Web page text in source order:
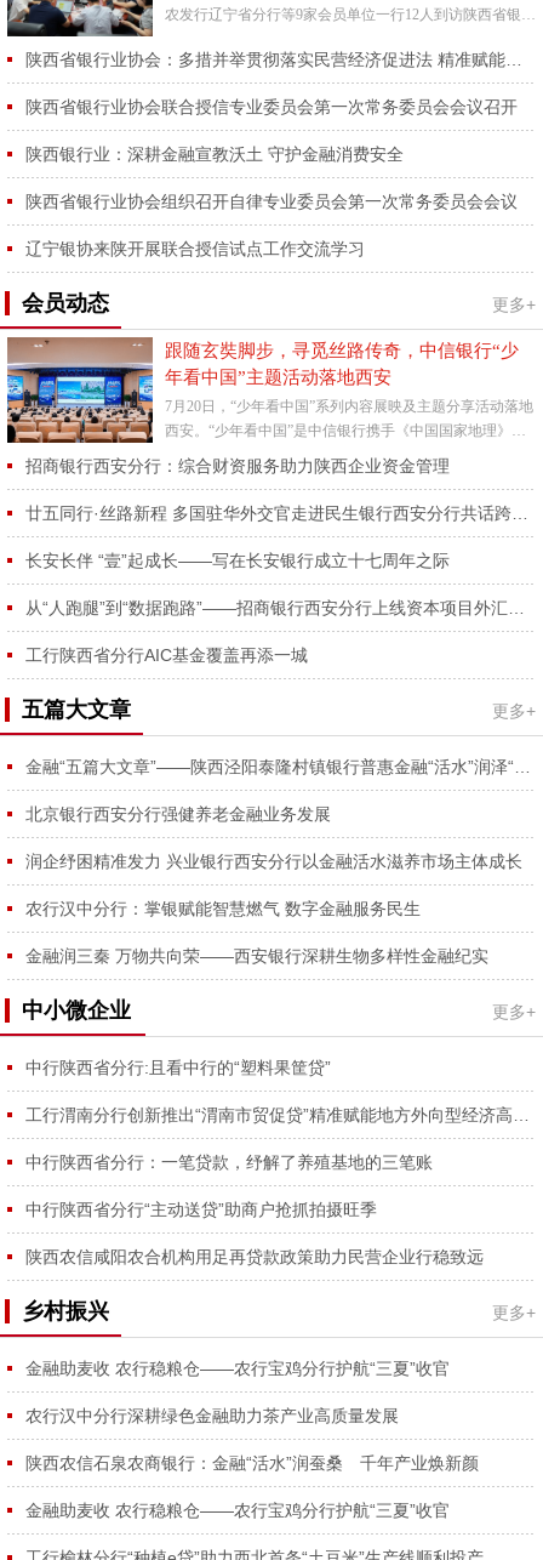
农发行辽宁省分行等9家会员单位一行12人到访陕西省银行
行业协...
陕西省银行业协会联合授信专业委员会第一次常务委员会会议召开
陕西银行业：深耕金融宣教沃土 守护金融消费安全
陕西省银行业协会组织召开自律专业委员会第一次常务委员会会议
辽宁银协来陕开展联合授信试点工作交流学习
会员动态 更多+
跟随玄奘脚步，寻觅丝路传奇，中信银行“少
年看中国”主题活动落地西安
7月20日，“少年看中国”系列内容展映及主题分享活动落地
西安。“少年看中国”是中信银行携手《中国国家地理》杂
志社为亲子家庭特别打造的主题活动，旨在以精彩地理内
容...
招商银行西安分行：综合财资服务助力陕西企业资金管理
长安长伴 “壹”起成长——写在长安银行成立十七周年之际
工行陕西省分行AIC基金覆盖再添一城
五篇大文章 更多+
北京银行西安分行强健养老金融业务发展
润企纾困精准发力 兴业银行西安分行以金融活水滋养市场主体成长
农行汉中分行：掌银赋能智慧燃气 数字金融服务民生
金融润三秦 万物共向荣——西安银行深耕生物多样性金融纪实
中小微企业 更多+
中行陕西省分行:且看中行的“塑料果筐贷”
中行陕西省分行：一笔贷款，纾解了养殖基地的三笔账
中行陕西省分行“主动送贷”助商户抢抓拍摄旺季
陕西农信咸阳农合机构用足再贷款政策助力民营企业行稳致远
乡村振兴 更多+
金融助麦收 农行稳粮仓——农行宝鸡分行护航“三夏”收官
农行汉中分行深耕绿色金融助力茶产业高质量发展
陕西农信石泉农商银行：金融“活水”润蚕桑 千年产业焕新颜
金融助麦收 农行稳粮仓——农行宝鸡分行护航“三夏”收官